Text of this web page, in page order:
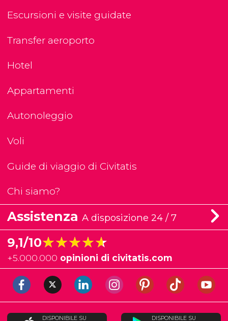
Escursioni e visite guidate
Transfer aeroporto
Hotel
Appartamenti
Autonoleggio
Voli
Guide di viaggio di Civitatis
Chi siamo?
Assistenza A disposizione 24 / 7
9,1/10★★★★★
★★★★★
+5.000.000 opinioni di civitatis.com
DISPONIBILE SU DISPONIBILE SU